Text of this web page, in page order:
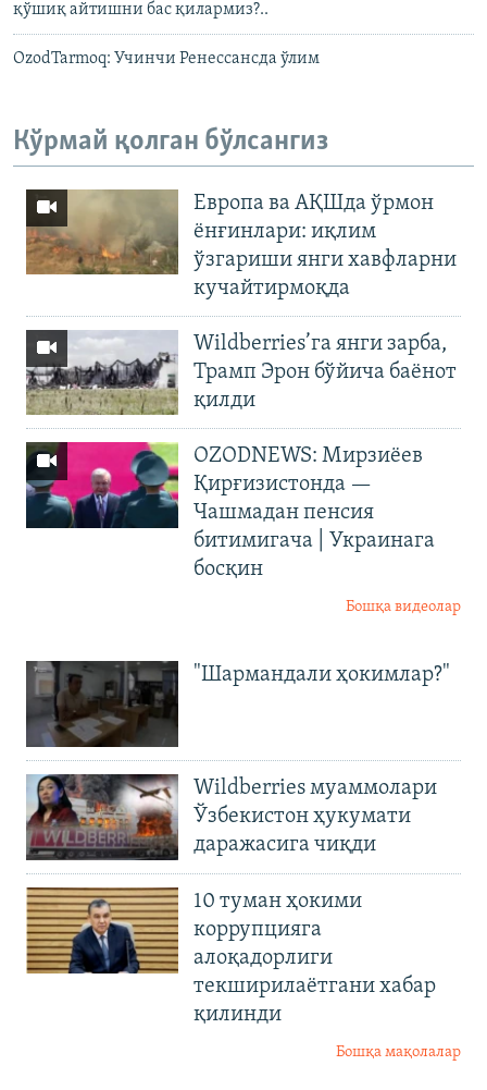
қўшиқ айтишни бас қилармиз?..
OzodTarmoq: Учинчи Ренессансда ўлим
Кўрмай қолган бўлсангиз
Европа ва АҚШда ўрмон
ёнғинлари: иқлим
ўзгариши янги хавфларни
кучайтирмоқда
Wildberries’га янги зарба,
Трамп Эрон бўйича баёнот
қилди
OZODNEWS: Мирзиёев
Қирғизистонда —
Чашмадан пенсия
битимигача | Украинага
босқин
Бошқа видеолар
"Шармандали ҳокимлар?"
Wildberries муаммолари
Ўзбекистон ҳукумати
даражасига чиқди
10 туман ҳокими
коррупцияга
алоқадорлиги
текширилаётгани хабар
қилинди
Бошқа мақолалар